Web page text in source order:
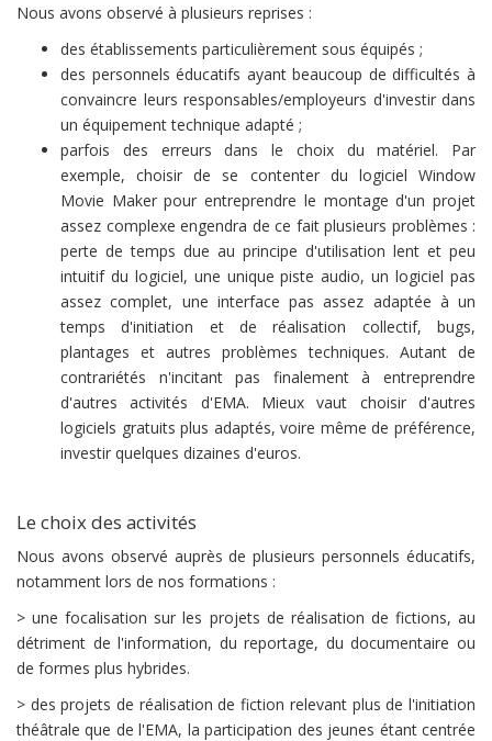
Nous avons observé à plusieurs reprises :
des établissements particulièrement sous équipés ;
des personnels éducatifs ayant beaucoup de difficultés à
convaincre leurs responsables/employeurs d'investir dans
un équipement technique adapté ;
parfois des erreurs dans le choix du matériel. Par
exemple, choisir de se contenter du logiciel Window
Movie Maker pour entreprendre le montage d'un projet
assez complexe engendra de ce fait plusieurs problèmes :
perte de temps due au principe d'utilisation lent et peu
intuitif du logiciel, une unique piste audio, un logiciel pas
assez complet, une interface pas assez adaptée à un
temps d'initiation et de réalisation collectif, bugs,
plantages et autres problèmes techniques. Autant de
contrariétés n'incitant pas finalement à entreprendre
d'autres activités d'EMA. Mieux vaut choisir d'autres
logiciels gratuits plus adaptés, voire même de préférence,
investir quelques dizaines d'euros.
Le choix des activités
Nous avons observé auprès de plusieurs personnels éducatifs,
notamment lors de nos formations :
> une focalisation sur les projets de réalisation de fictions, au
détriment de l'information, du reportage, du documentaire ou
de formes plus hybrides.
> des projets de réalisation de fiction relevant plus de l'initiation
théâtrale que de l'EMA, la participation des jeunes étant centrée